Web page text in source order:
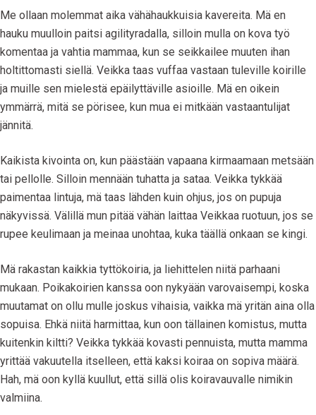
Me ollaan molemmat aika vähähaukkuisia kavereita. Mä en
hauku muulloin paitsi agilityradalla, silloin mulla on kova työ
komentaa ja vahtia mammaa, kun se seikkailee muuten ihan
holtittomasti siellä. Veikka taas vuffaa vastaan tuleville koirille
ja muille sen mielestä epäilyttäville asioille. Mä en oikein
ymmärrä, mitä se pörisee, kun mua ei mitkään vastaantulijat
jännitä.
Kaikista kivointa on, kun päästään vapaana kirmaamaan metsään
tai pellolle. Silloin mennään tuhatta ja sataa. Veikka tykkää
paimentaa lintuja, mä taas lähden kuin ohjus, jos on pupuja
näkyvissä. Välillä mun pitää vähän laittaa Veikkaa ruotuun, jos se
rupee keulimaan ja meinaa unohtaa, kuka täällä onkaan se kingi.
Mä rakastan kaikkia tyttökoiria, ja liehittelen niitä parhaani
mukaan. Poikakoirien kanssa oon nykyään varovaisempi, koska
muutamat on ollu mulle joskus vihaisia, vaikka mä yritän aina olla
sopuisa. Ehkä niitä harmittaa, kun oon tällainen komistus, mutta
kuitenkin kiltti? Veikka tykkää kovasti pennuista, mutta mamma
yrittää vakuutella itselleen, että kaksi koiraa on sopiva määrä.
Hah, mä oon kyllä kuullut, että sillä olis koiravauvalle nimikin
valmiina.